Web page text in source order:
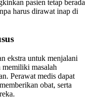
pasien tetap berada
harus dirawat inap di
ekstra untuk menjalani
memiliki masalah
Perawat medis dapat
obat, serta